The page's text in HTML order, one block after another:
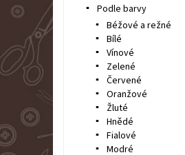
Podle barvy
Béžové a režné
Bílé
Vínové
Zelené
Červené
Oranžové
Žluté
Hnědé
Fialové
Modré